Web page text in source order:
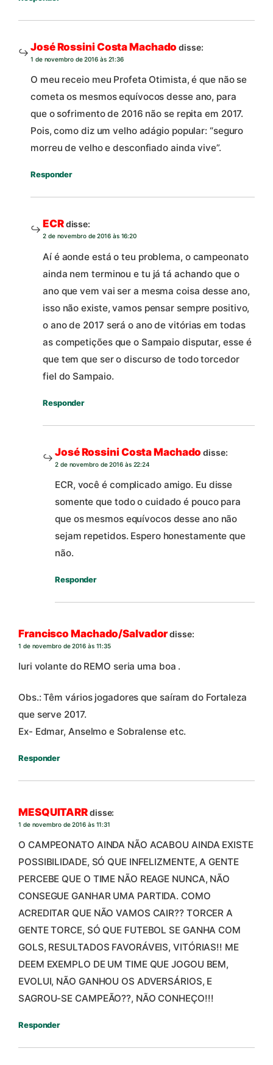
José Rossini Costa Machado disse:
1 de novembro de 2016 às 21:36
O meu receio meu Profeta Otimista, é que não se
cometa os mesmos equívocos desse ano, para
que o sofrimento de 2016 não se repita em 2017.
Pois, como diz um velho adágio popular: “seguro
morreu de velho e desconfiado ainda vive”.
Responder
ECRdisse:
2 de novembro de 2016 às 16:20
Aí é aonde está o teu problema, o campeonato
ainda nem terminou e tu já tá achando que o
ano que vem vai ser a mesma coisa desse ano,
isso não existe, vamos pensar sempre positivo,
o ano de 2017 será o ano de vitórias em todas
as competições que o Sampaio disputar, esse é
que tem que ser o discurso de todo torcedor
fiel do Sampaio.
Responder
José Rossini Costa Machado disse:
2 de novembro de 2016 às 22:24
ECR, você é complicado amigo. Eu disse
somente que todo o cuidado é pouco para
que os mesmos equívocos desse ano não
sejam repetidos. Espero honestamente que
não.
Responder
Francisco Machado/Salvadordisse:
1 de novembro de 2016 às 11:35
Iuri volante do REMO seria uma boa .
Obs.: Têm vários jogadores que saíram do Fortaleza
que serve 2017.
Ex- Edmar, Anselmo e Sobralense etc.
Responder
MESQUITARRdisse:
1 de novembro de 2016 às 11:31
O CAMPEONATO AINDA NÃO ACABOU AINDA EXISTE
POSSIBILIDADE, SÓ QUE INFELIZMENTE, A GENTE
PERCEBE QUE O TIME NÃO REAGE NUNCA, NÃO
CONSEGUE GANHAR UMA PARTIDA. COMO
ACREDITAR QUE NÃO VAMOS CAIR?? TORCER A
GENTE TORCE, SÓ QUE FUTEBOL SE GANHA COM
GOLS, RESULTADOS FAVORÁVEIS, VITÓRIAS!! ME
DEEM EXEMPLO DE UM TIME QUE JOGOU BEM,
EVOLUI, NÃO GANHOU OS ADVERSÁRIOS, E
SAGROU-SE CAMPEÃO??, NÃO CONHEÇO!!!
Responder